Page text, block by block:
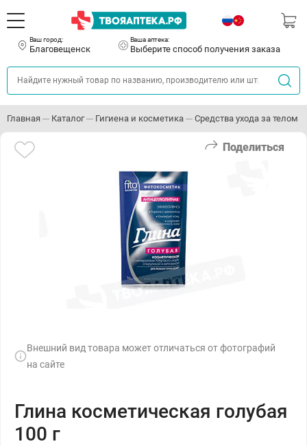
Ваш город:
Благовещенск
Ваша аптека:
Выберите способ получения заказа
Главная Каталог Гигиена и косметика Средства ухода за телом
Поделиться
Внешний вид товара может отличаться от фотографий
на сайте
Глина косметическая голубая
100 г